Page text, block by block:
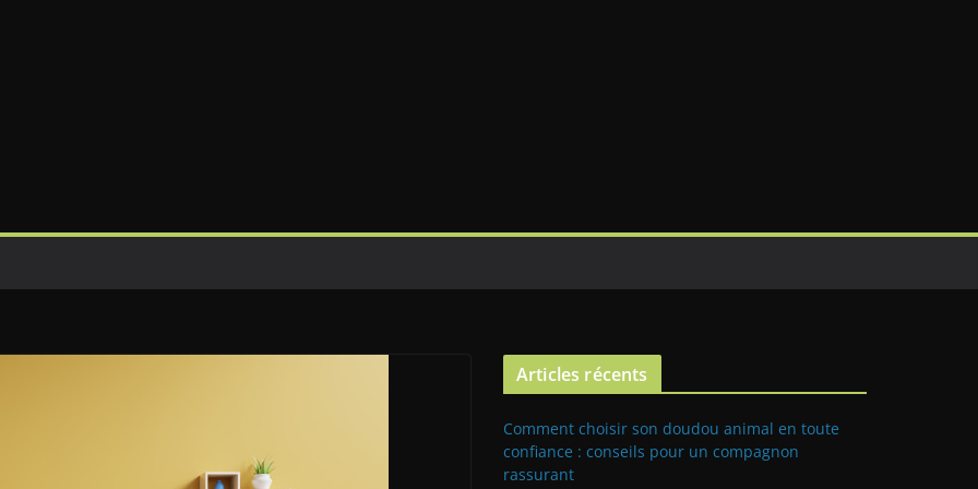
Articles récents
Comment choisir son doudou animal en toute
confiance : conseils pour un compagnon
rassurant